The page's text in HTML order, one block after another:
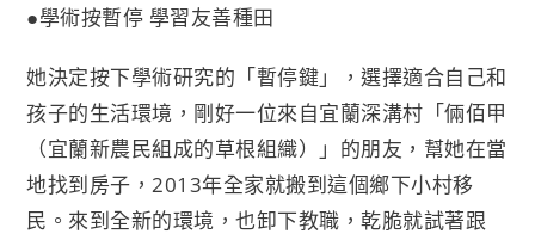
●學術按暫停 學習友善種田
她決定按下學術研究的「暫停鍵」，選擇適合自己和
孩子的生活環境，剛好一位來自宜蘭深溝村「倆佰甲
（宜蘭新農民組成的草根組織）」的朋友，幫她在當
地找到房子，2013年全家就搬到這個鄉下小村移
民。來到全新的環境，也卸下教職，乾脆就試著跟